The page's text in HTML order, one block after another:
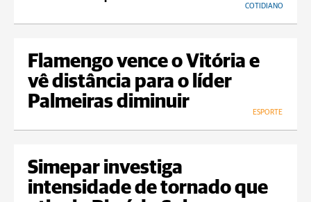
COTIDIANO
Flamengo vence o Vitória e
vê distância para o líder
Palmeiras diminuir
ESPORTE
Simepar investiga
intensidade de tornado que